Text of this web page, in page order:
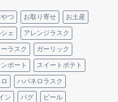
やつ お取り寄せ お土産
ェ アレンジラスク
ーラスク ガーリック
ポート スイートポテト
ハバネロラスク
ン パグ ビール